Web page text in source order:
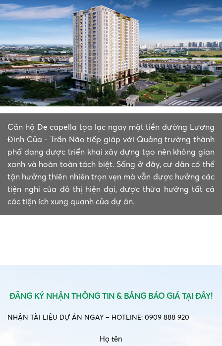
Căn hộ De capella tọa lạc ngay mặt tiền đường Lương
Đình Của - Trần Não tiếp giáp với Quảng trường thành
phố đang được triển khai xây dựng tạo nên không gian
xanh và hoàn toàn tách biệt. Sống ở đây, cư dân có thể
tận hưởng thiên nhiên trọn vẹn mà vẫn được hưởng các
tiện nghi của đô thị hiện đại, được thừa hưởng tất cả
các tiện ích xung quanh của dự án.
ĐĂNG KÝ NHẬN THÔNG TIN & BẢNG BÁO GIÁ TẠI ĐÂY!
NHẬN TÀI LIỆU DỰ ÁN NGAY – HOTLINE: 0909 888 920
Họ tên